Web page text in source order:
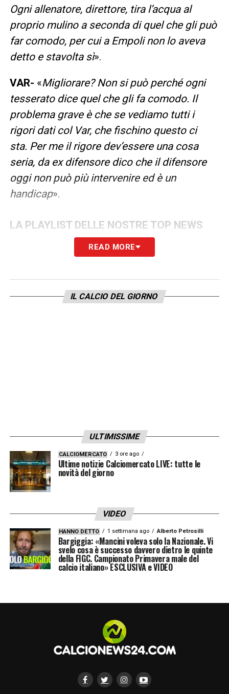
Ogni allenatore, direttore, tira l’acqua al
proprio mulino a seconda di quel che gli può
far comodo, per cui a Empoli non lo aveva
detto e stavolta sì».
VAR- «Migliorare? Non si può perché ogni
tesserato dice quel che gli fa comodo. Il
problema grave è che se vediamo tutti i
rigori dati col Var, che fischino questo ci
sta. Per me il rigore dev’essere una cosa
seria, da ex difensore dico che il difensore
oggi non può più intervenire ed è un
handicap».
LA PLAYLIST DELLE NOSTRE TOP NEWS
READ MORE
IL CALCIO DEL GIORNO
ULTIMISSIME
CALCIOMERCATO 3 ore ago
Ultime notizie Calciomercato LIVE: tutte le
novità del giorno
VIDEO
HANNO DETTO 1 settimana ago Alberto Petrosilli
Bargiggia: «Mancini voleva solo la Nazionale. Vi
svelo cosa è successo davvero dietro le quinte
della FIGC. Campionato Primavera male del
calcio italiano» ESCLUSIVA e VIDEO